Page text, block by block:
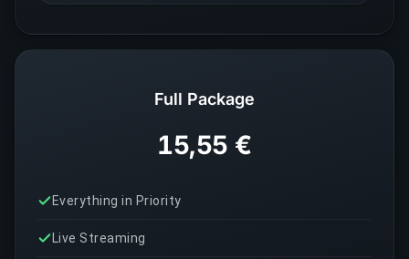
Full Package
15,55 €
Everything in Priority
Live Streaming